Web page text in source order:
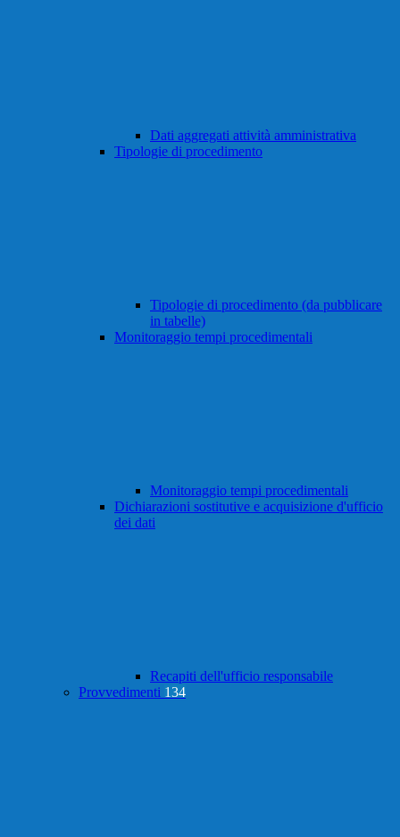
Dati aggregati attività amministrativa
Tipologie di procedimento
Tipologie di procedimento (da pubblicare
in tabelle)
Monitoraggio tempi procedimentali
Monitoraggio tempi procedimentali
Dichiarazioni sostitutive e acquisizione d'ufficio
dei dati
Recapiti dell'ufficio responsabile
Provvedimenti 134